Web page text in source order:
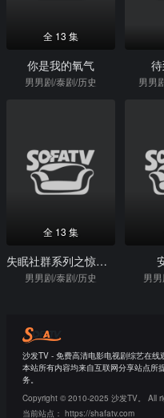
全 13 集
你是我的氧气
男男剧/泰剧/历史 男男
全 13 集
失眠社群系列之惊床事件
男男剧/泰剧/历史 男
沙发TV - 免费高清电影电视剧综艺在线
本站所有内容均来自互联网分享站点所
务。
Copyright © 2010-2025 沙发TV。 All
当前站点： https://shafatv.com